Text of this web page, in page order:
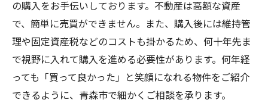
の購入をお手伝いしております。不動産は高額な資産
で、簡単に売買ができません。また、購入後には維持管
理や固定資産税などのコストも掛かるため、何十年先ま
で視野に入れて購入を進める必要性があります。何年経
っても「買って良かった」と笑顔になれる物件をご紹介
できるように、青森市で細かくご相談を承ります。